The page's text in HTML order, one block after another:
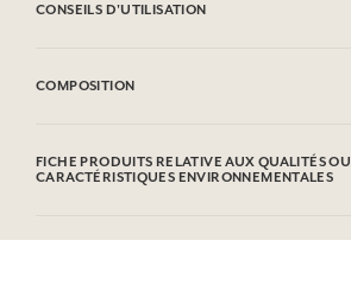
CONSEILS D'UTILISATION
COMPOSITION
FICHE PRODUITS RELATIVE AUX QUALITÉS OU
CARACTÉRISTIQUES ENVIRONNEMENTALES